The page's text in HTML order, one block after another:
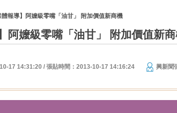
體報導】阿嬤級零嘴「油甘」 附加價值新商機
阿嬤級零嘴「油甘」 附加價值新
17 14:31:20 / 張貼時間：2013-10-17 14:16:24 興新聞